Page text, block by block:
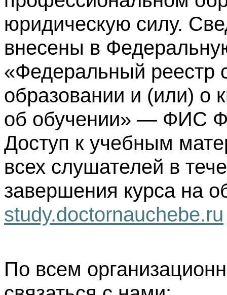
юридическую силу.
внесены в
«Федеральный реестр
образовании и (или) о
об обучении» — ФИС
Доступ к учебным
всех слушателей в
завершения курса на
study.doctornauchebe.ru
По всем